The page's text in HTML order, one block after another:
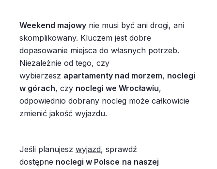
Weekend majowy nie musi być ani drogi, ani
skomplikowany. Kluczem jest dobre
dopasowanie miejsca do własnych potrzeb.
Niezależnie od tego, czy
wybierzesz apartamenty nad morzem, noclegi
w górach, czy noclegi we Wrocławiu,
odpowiednio dobrany nocleg może całkowicie
zmienić jakość wyjazdu.
Jeśli planujesz wyjazd, sprawdź
dostępne noclegi w Polsce na naszej